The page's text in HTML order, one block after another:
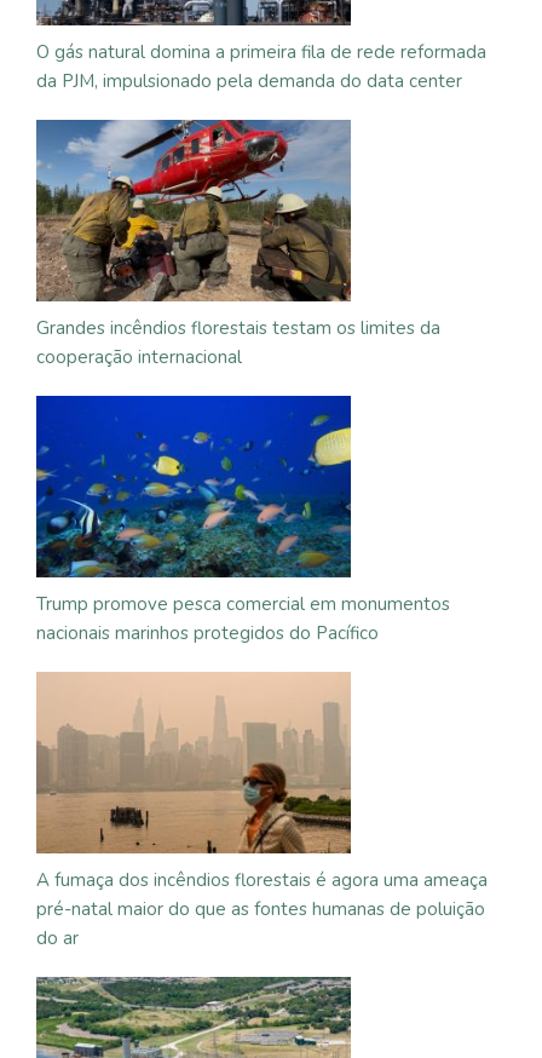
O gás natural domina a primeira fila de rede reformada
da PJM, impulsionado pela demanda do data center
Grandes incêndios florestais testam os limites da
cooperação internacional
Trump promove pesca comercial em monumentos
nacionais marinhos protegidos do Pacífico
A fumaça dos incêndios florestais é agora uma ameaça
pré-natal maior do que as fontes humanas de poluição
do ar